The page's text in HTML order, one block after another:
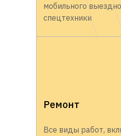
мобильного
спецтехники
Ремонт
Все виды работ,